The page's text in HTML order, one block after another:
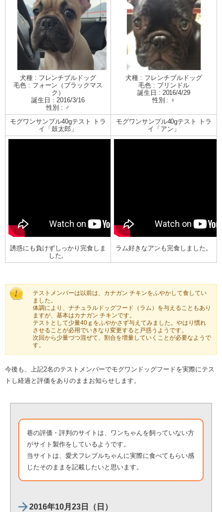
犬種 : フレンチブルドッグ
毛色 : フォーン（ブラックマス
ク）
誕生日 : 2016/3/16
性別 : ♂
犬種 : フレンチブルドッグ
毛色 : ブリンドル
誕生日 : 2016/4/29
性別 : ♀
モグワンサンプル40gテスト トラ
イ「鼓太郎」
モグワンサンプル40gテスト トラ
イ「アン」
誘惑にも負けずしっかり完食しま
した。
ラム好きなアンも完食しました。
テストメンバーは以前は、カナガン チキンをふやかして食してい
ました。
体調により、ナチュラルドッグフード（ラム）を与えることもあり
ますが、基本はカナガン チキンです。
テストとして少量40ｇをふやかさず与えてみました。やはり慣れ
させることが必用でいきなり変更すると戸惑うようです。
次回から少量づつ混ぜて、割合を増量していくことが必要なようで
す。
今後も、上記2名のテストメンバーでモグワンドッグフードを実際にテス
トし経過と評価をありのままお知らせします。
巷の評価・評判のサイトは、ワンちゃんを飼っていない方
がサイト製作をしているようです。
当サイトは、愛犬フレブルちゃんに実際に食べてもらい感
じたそのままを記載したいと思います。
2016年10月23日（日）